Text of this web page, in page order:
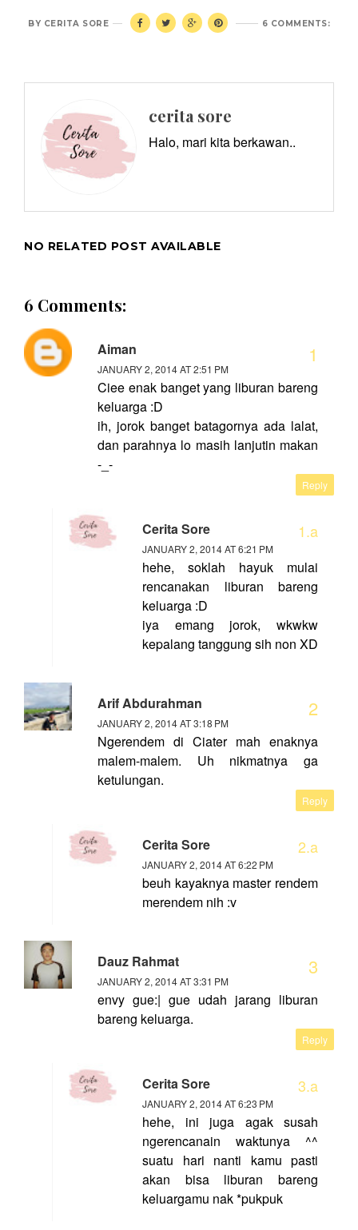
6 COMMENTS:
BY CERITA SORE
cerita sore
Halo, mari kita berkawan..
NO RELATED POST AVAILABLE
6 Comments:
Aiman
JANUARY 2, 2014 AT 2:51 PM
Ciee enak banget yang liburan bareng
keluarga :D
ih, jorok banget batagornya ada lalat,
dan parahnya lo masih lanjutin makan
-_-
Reply
Cerita Sore
JANUARY 2, 2014 AT 6:21 PM
hehe, soklah hayuk mulai
rencanakan liburan bareng
keluarga :D
iya emang jorok, wkwkw
kepalang tanggung sih non XD
Arif Abdurahman
JANUARY 2, 2014 AT 3:18 PM
Ngerendem di Ciater mah enaknya
malem-malem. Uh nikmatnya ga
ketulungan.
Reply
Cerita Sore
JANUARY 2, 2014 AT 6:22 PM
beuh kayaknya master rendem
merendem nih :v
Dauz Rahmat
JANUARY 2, 2014 AT 3:31 PM
envy gue:| gue udah jarang liburan
bareng keluarga.
Reply
Cerita Sore
JANUARY 2, 2014 AT 6:23 PM
hehe, ini juga agak susah
ngerencanain waktunya ^^
suatu hari nanti kamu pasti
akan bisa liburan bareng
keluargamu nak *pukpuk